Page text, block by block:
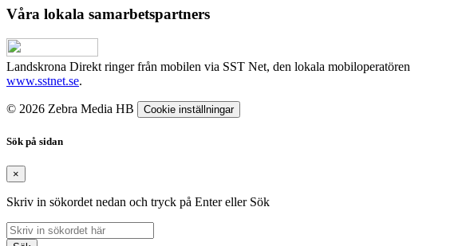
Våra lokala samarbetspartners
Landskrona Direkt ringer från mobilen via SST Net, den lokala mobiloperatören
www.sstnet.se.
© 2026 Zebra Media HB Cookie inställningar
Sök på sidan
×
Skriv in sökordet nedan och tryck på Enter eller Sök